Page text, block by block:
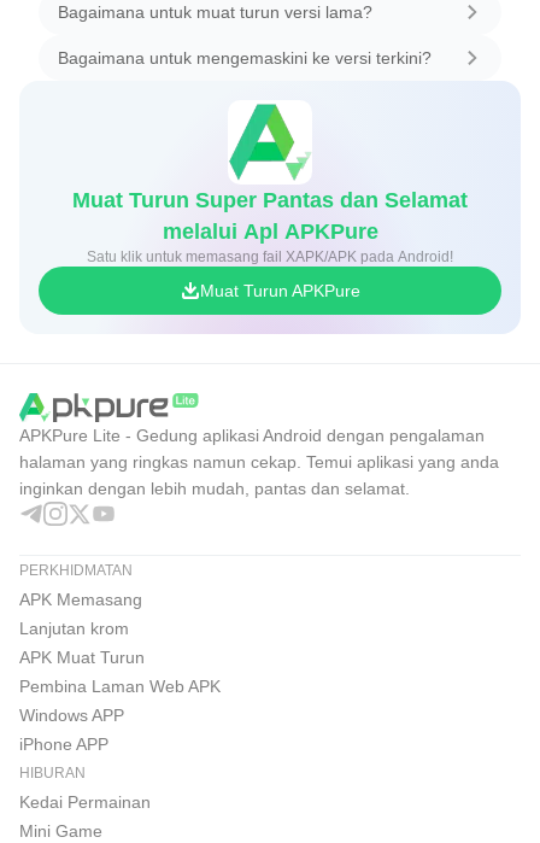
Bagaimana untuk muat turun versi lama?
Bagaimana untuk mengemaskini ke versi terkini?
Muat Turun Super Pantas dan Selamat
melalui Apl APKPure
Satu klik untuk memasang fail XAPK/APK pada Android!
Muat Turun APKPure
APKPure Lite - Gedung aplikasi Android dengan pengalaman
halaman yang ringkas namun cekap. Temui aplikasi yang anda
inginkan dengan lebih mudah, pantas dan selamat.
PERKHIDMATAN
APK Memasang
Lanjutan krom
APK Muat Turun
Pembina Laman Web APK
Windows APP
iPhone APP
HIBURAN
Kedai Permainan
Mini Game